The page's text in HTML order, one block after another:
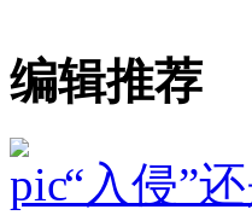
编辑推荐
“入侵”